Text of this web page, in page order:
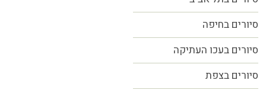
סיורים בחיפה
סיורים בעכו העתיקה
סיורים בצפת